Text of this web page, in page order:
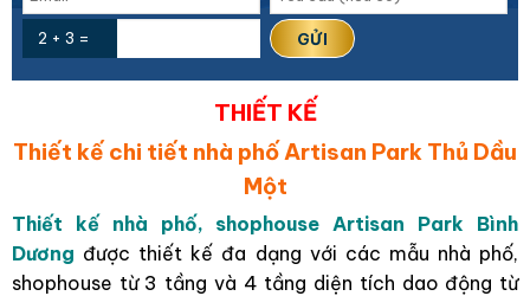
2 + 3 =
THIẾT KẾ
Thiết kế chi tiết nhà phố Artisan Park Thủ Dầu
Một
Thiết kế nhà phố, shophouse Artisan Park Bình
Dương được thiết kế đa dạng với các mẫu nhà phố,
shophouse từ 3 tầng và 4 tầng diện tích dao động từ